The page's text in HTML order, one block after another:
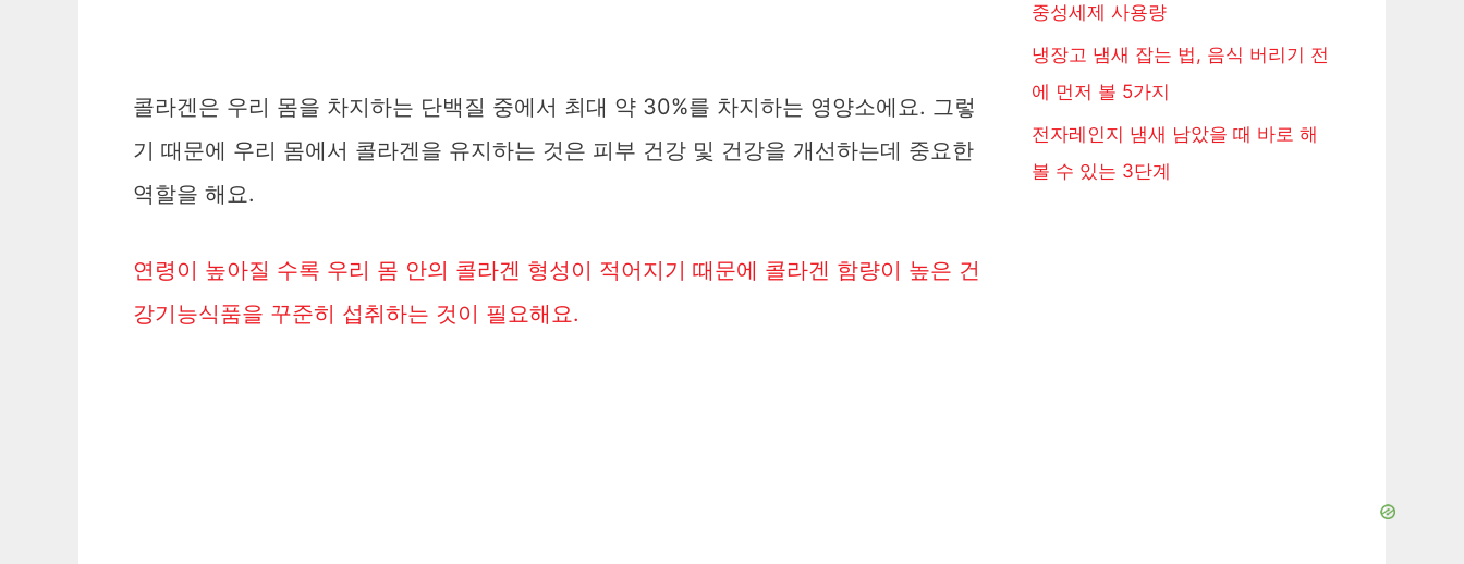
콜라겐은 우리 몸을 차지하는 단백질 중에서 최대 약 30%를 차지하는 영양소에요. 그렇
기 때문에 우리 몸에서 콜라겐을 유지하는 것은 피부 건강 및 건강을 개선하는데 중요한
역할을 해요.
연령이 높아질 수록 우리 몸 안의 콜라겐 형성이 적어지기 때문에 콜라겐 함량이 높은 건
강기능식품을 꾸준히 섭취하는 것이 필요해요.
중성세제 사용량
냉장고 냄새 잡는 법, 음식 버리기 전
에 먼저 볼 5가지
전자레인지 냄새 남았을 때 바로 해
볼 수 있는 3단계